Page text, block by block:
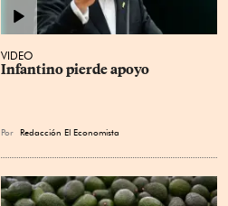
VIDEO
Infantino pierde apoyo
Por Redacción El Economista